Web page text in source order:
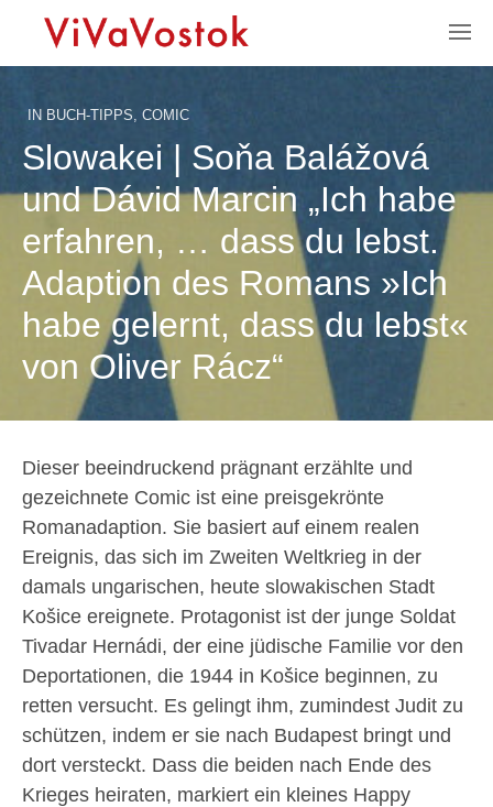
IN BUCH-TIPPS, COMIC
Slowakei | Soňa Balážová
und Dávid Marcin „Ich habe
erfahren, … dass du lebst.
Adaption des Romans »Ich
habe gelernt, dass du lebst«
von Oliver Rácz“
Dieser beeindruckend prägnant erzählte und
gezeichnete Comic ist eine preisgekrönte
Romanadaption. Sie basiert auf einem realen
Ereignis, das sich im Zweiten Weltkrieg in der
damals ungarischen, heute slowakischen Stadt
Košice ereignete. Protagonist ist der junge Soldat
Tivadar Hernádi, der eine jüdische Familie vor den
Deportationen, die 1944 in Košice beginnen, zu
retten versucht. Es gelingt ihm, zumindest Judit zu
schützen, indem er sie nach Budapest bringt und
dort versteckt. Dass die beiden nach Ende des
Krieges heiraten, markiert ein kleines Happy